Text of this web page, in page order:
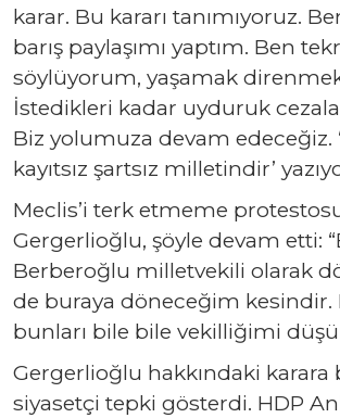
karar. Bu kararı tanımıyoruz.
barış paylaşımı yaptım. Ben
söylüyorum, yaşamak
İstedikleri kadar uyduruk
Biz yolumuza devam edeceğiz.
kayıtsız şartsız milletindir’
Meclis’i terk etmeme
Gergerlioğlu, şöyle devam etti:
Berberoğlu milletvekili olarak
de buraya döneceğim kesindir.
bunları bile bile vekilliğimi
Gergerlioğlu hakkındaki karara
siyasetçi tepki gösterdi. HDP